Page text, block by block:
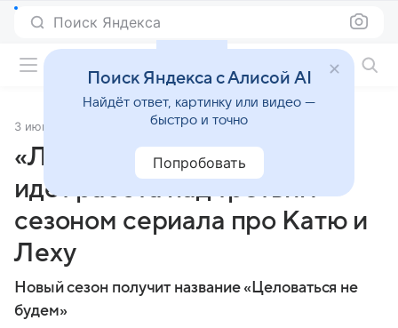
Поиск Яндекса
3 июня 2026 Источник:Кино Mail
«Ландыши» возвращаются:
идет работа над третьим
сезоном сериала про Катю и
Леху
Новый сезон получит название «Целоваться не
будем»
Поиск Яндекса с Алисой AI
Найдёт ответ, картинку или видео —
быстро и точно
Попробовать